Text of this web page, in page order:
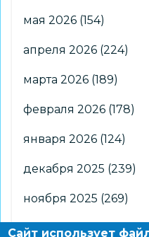
мая 2026 (154)
апреля 2026 (224)
марта 2026 (189)
февраля 2026 (178)
января 2026 (124)
декабря 2025 (239)
ноября 2025 (269)
октября 2025(266)
Сайт использует